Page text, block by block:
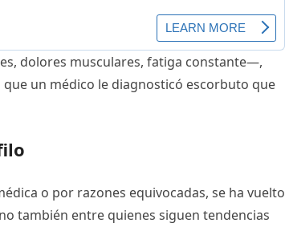
dolores musculares, fatiga constante—,
un médico le diagnosticó escorbuto que
o por razones equivocadas, se ha vuelto
también entre quienes siguen tendencias